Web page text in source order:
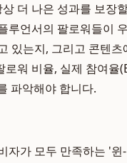
더 나은 성과를 보장
루언서의 팔로워들이
있는지, 그리고 콘텐츠
로워 비율, 실제 참여
파악해야 합니다.
자가 모두 만족하는 '